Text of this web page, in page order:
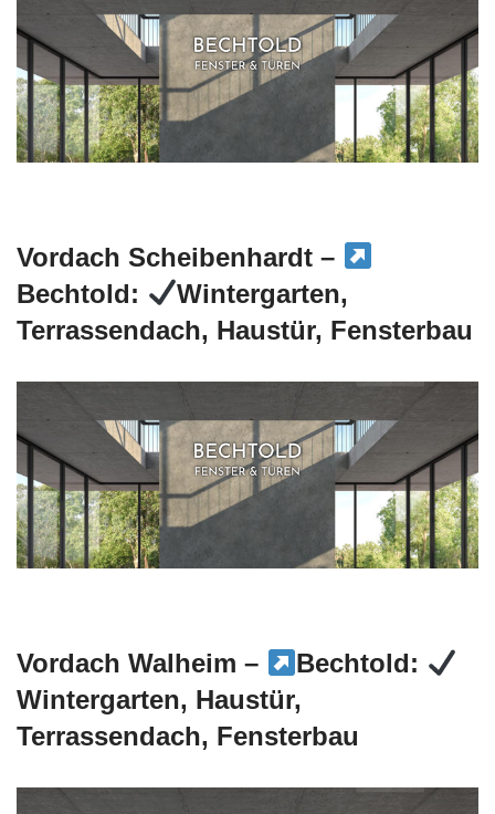
Vordach Scheibenhardt –
Bechtold:
Wintergarten,
Terrassendach, Haustür, Fensterbau
Vordach Walheim –
Bechtold:
Wintergarten, Haustür,
Terrassendach, Fensterbau